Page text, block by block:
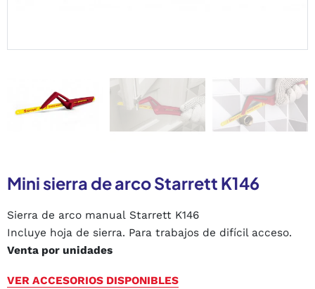
Mini sierra de arco Starrett K146
Sierra de arco manual Starrett K146
Incluye hoja de sierra. Para trabajos de difícil acceso.
Venta por unidades
VER ACCESORIOS DISPONIBLES